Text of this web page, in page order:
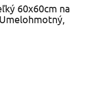
60x60cm na